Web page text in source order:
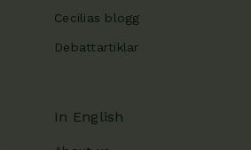
Cecilias blogg
Debattartiklar
In English